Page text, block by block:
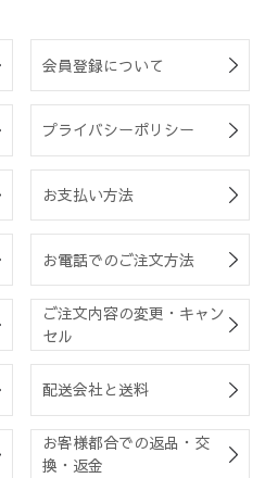
会員登録について
プライバシーポリシー
お支払い方法
お電話でのご注文方法
ご注文内容の変更・キャン
セル
配送会社と送料
お客様都合での返品・交
換・返金